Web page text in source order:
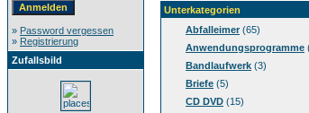
» Password vergessen
» Registrierung
Zufallsbild
Unterkategorien
Abfalleimer(65)
Anwendungsprogramme
Bandlaufwerk (3)
Briefe (5)
CD DVD (15)